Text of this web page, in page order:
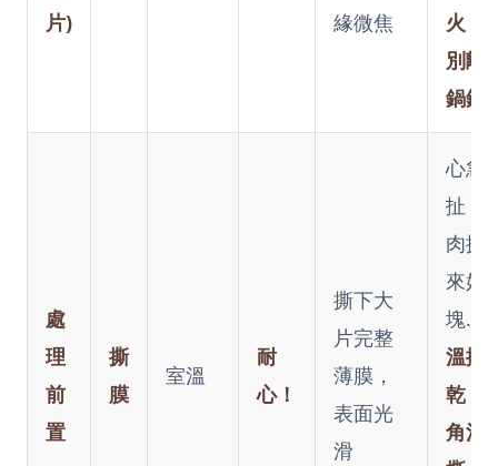
片)
緣微焦
火，
別離
鍋鏟
處
理
前
置
撕
膜
室溫
耐
心！
撕下大
片完整
薄膜，
表面光
滑
心急
扯，
肉撕
來好
塊...
溫擦
乾，
角溫